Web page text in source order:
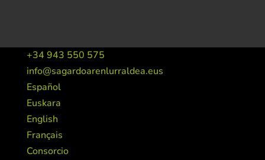
+34 943 550 575
info@sagardoarenlurraldea.eus
Español
Euskara
English
Français
Consorcio